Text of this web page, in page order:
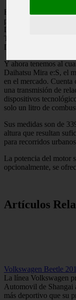
Este resulta ser el
primero fue el Pixis
Daihatsu Move Conte.
Truck y Pixis Van, que
Daihatsu Hijet Truck y
Y ahora tenemos al
Daihatsu Mira e:S, el
en el mercado.
una transmisión de
dispositivos
solo un litro de
Sus medidas son de
altura que resultan
para recorridos
La potencia del motor
opcionalmente, se
Artículos
Volkswagen Beetle
La línea Volkswagen
Automovil de Shangai
más deportivo que su